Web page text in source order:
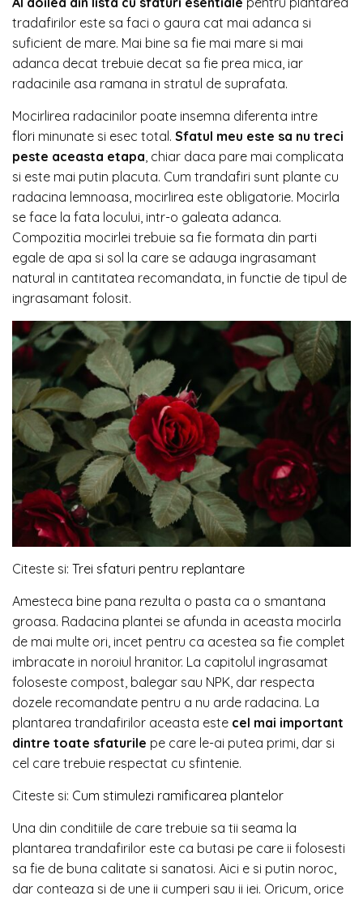
tradafirilor este sa faci o gaura cat mai adanca si
suficient de mare. Mai bine sa fie mai mare si mai
adanca decat trebuie decat sa fie prea mica, iar
radacinile asa ramana in stratul de suprafata.
Mocirlirea radacinilor poate insemna diferenta intre
flori minunate si esec total. Sfatul meu este sa nu treci
peste aceasta etapa, chiar daca pare mai complicata
si este mai putin placuta. Cum trandafiri sunt plante cu
radacina lemnoasa, mocirlirea este obligatorie. Mocirla
se face la fata locului, intr-o galeata adanca.
Compozitia mocirlei trebuie sa fie formata din parti
egale de apa si sol la care se adauga ingrasamant
natural in cantitatea recomandata, in functie de tipul de
ingrasamant folosit.
Citeste si: Trei sfaturi pentru replantare
Amesteca bine pana rezulta o pasta ca o smantana
groasa. Radacina plantei se afunda in aceasta mocirla
de mai multe ori, incet pentru ca acestea sa fie complet
imbracate in noroiul hranitor. La capitolul ingrasamat
foloseste compost, balegar sau NPK, dar respecta
dozele recomandate pentru a nu arde radacina. La
plantarea trandafirilor aceasta este cel mai important
dintre toate sfaturile pe care le-ai putea primi, dar si
cel care trebuie respectat cu sfintenie.
Citeste si: Cum stimulezi ramificarea plantelor
Una din conditiile de care trebuie sa tii seama la
plantarea trandafirilor este ca butasi pe care ii folosesti
sa fie de buna calitate si sanatosi. Aici e si putin noroc,
dar conteaza si de une ii cumperi sau ii iei. Oricum, orice